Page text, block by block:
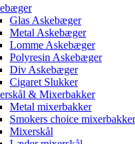
Glas Askebæger
Metal Askebæger
Lomme Askebæger
Polyresin Askebæger
Div Askebæger
Cigaret Slukker
& Mixerbakker
Metal mixerbakker
Smokers choice mixerbakker
Mixerskål